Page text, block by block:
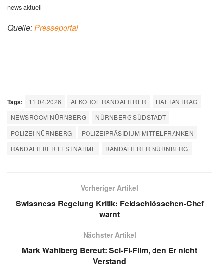
news aktuell
Quelle:Presseportal
Tags: 11.04.2026 ALKOHOL RANDALIERER
HAFTANTRAG
NEWSROOM NÜRNBERG
NÜRNBERG SÜDSTADT
POLIZEI NÜRNBERG
POLIZEIPRÄSIDIUM MITTELFRANKEN
RANDALIERER FESTNAHME
RANDALIERER NÜRNBERG
Vorheriger Artikel
Swissness Regelung Kritik: Feldschlösschen-Chef
warnt
Nächster Artikel
Mark Wahlberg Bereut: Sci-Fi-Film, den Er nicht
Verstand